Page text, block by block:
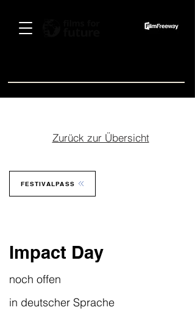
Zurück zur Übersicht
FESTIVALPASS
Impact Day
noch offen
in deutscher Sprache